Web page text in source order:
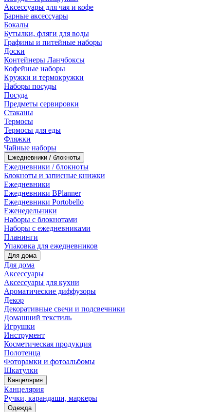
Аксессуары для чая и кофе
Барные аксессуары
Бокалы
Бутылки, фляги для воды
Графины и питейные наборы
Доски
Контейнеры Ланчбоксы
Кофейные наборы
Кружки и термокружки
Наборы посуды
Посуда
Предметы сервировки
Стаканы
Термосы
Термосы для еды
Фляжки
Чайные наборы
Ежедневники / блокноты
Ежедневники / блокноты
Блокноты и записные книжки
Ежедневники
Ежедневники BPlanner
Ежедневники Portobello
Еженедельники
Наборы с блокнотами
Наборы с ежедневниками
Планинги
Упаковка для ежедневников
Для дома
Для дома
Аксессуары
Аксессуары для кухни
Ароматические диффузоры
Декор
Декоративные свечи и подсвечники
Домашний текстиль
Игрушки
Инструмент
Косметическая продукция
Полотенца
Фоторамки и фотоальбомы
Шкатулки
Канцелярия
Канцелярия
Ручки, карандаши, маркеры
Одежда